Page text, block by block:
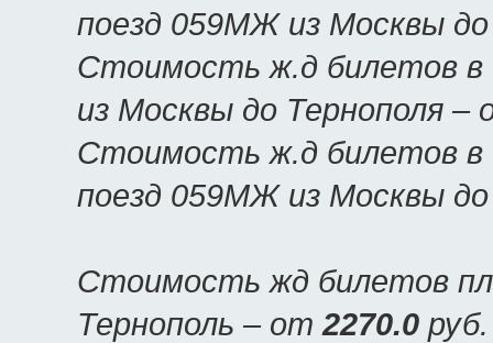
поезд 059МЖ из Москвы
Стоимость ж.д билетов в
из Москвы до Тернополя –
Стоимость ж.д билетов в
поезд 059МЖ из Москвы
Стоимость жд билетов
Тернополь – от2270.0 руб.